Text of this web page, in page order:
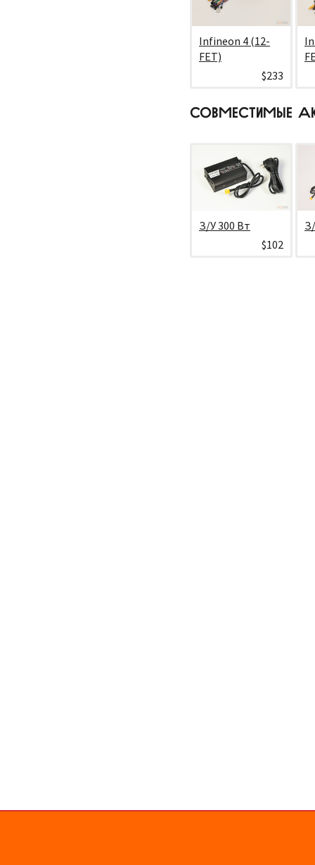
Infineon 4 (12-
FET)
$233
СОВМЕСТИМЫЕ
З/У 300 Вт
$102